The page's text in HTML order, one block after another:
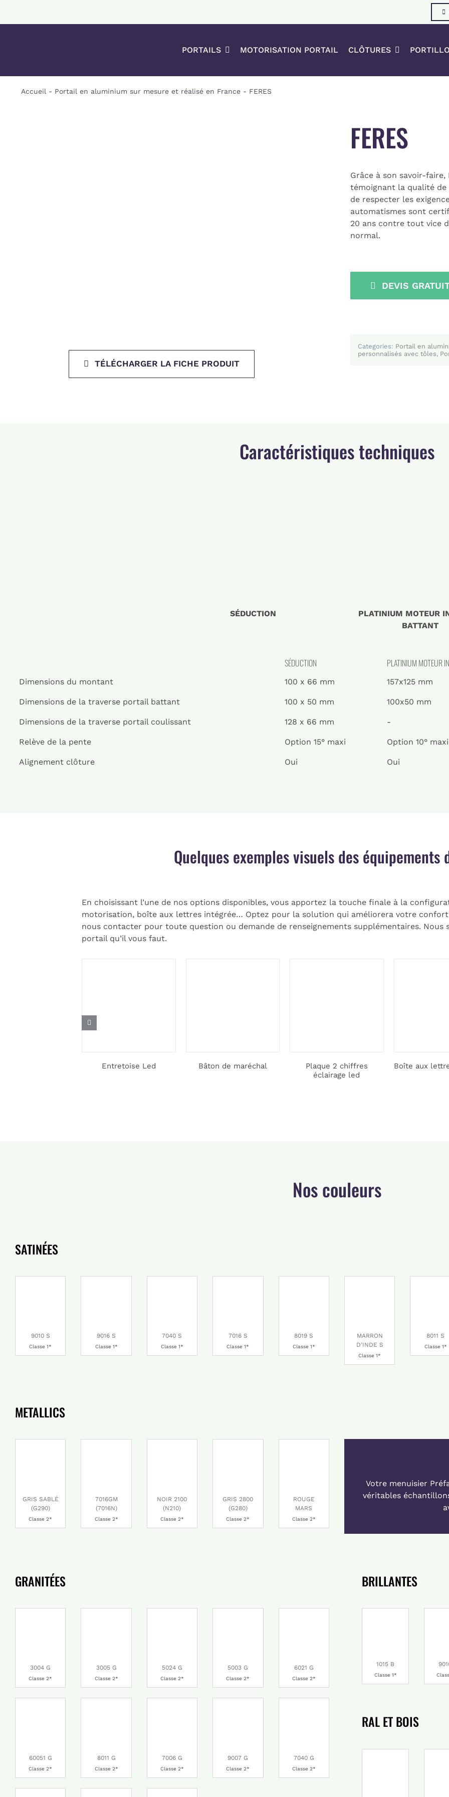
PORTAILS MOTORISATION PORTAIL CLÔTURES
Accueil - Portail en aluminium sur mesure et réalisé en France- FERES
TÉLÉCHARGER LA FICHE PRODUIT
FERES
Grâce à son savoir-
témoignant la qualité de
de respecter les
automatismes sont
20 ans contre tout vice
normal.
DEVIS
Categories: Portail en
personnalisés avec tôles,
Caractéristiques techniques
SÉDUCTION
PLATINIUM MOTEUR
BATTANT
SÉDUCTION PLATINIUM MOTEUR
Dimensions du montant 100 x 66 mm 157x125 mm
Dimensions de la traverse portail battant 100 x 50 mm 100x50 mm
Dimensions de la traverse portail coulissant 128 x 66 mm -
Relève de la pente Option 15° maxi Option 10° maxi
Alignement clôture Oui Oui
Quelques exemples visuels des équipements
En choisissant l’une de nos options disponibles, vous apportez la touche finale à la
motorisation, boîte aux lettres intégrée… Optez pour la solution qui améliorera votre confort
nous contacter pour toute question ou demande de renseignements supplémentaires. Nous
portail qu’il vous faut.
Entretoise Led Bâton de maréchal
Plaque 2 chiffres
éclairage led
Boîte aux
Nos couleurs
SATINÉES
9010 S
Classe 1*
9016 S
Classe 1*
7040 S
Classe 1*
7016 S
Classe 1*
8019 S
Classe 1*
MARRON
D’INDE S
Classe 1*
8011 S
Classe 1*
METALLICS
GRIS SABLÉ
(G290)
Classe 2*
7016GM
(7016N)
Classe 2*
NOIR 2100
(N210)
Classe 2*
GRIS 2800
(G280)
Classe 2*
ROUGE
MARS
Classe 2*
Votre menuisier
véritables
GRANITÉES
3004 G
Classe 2*
3005 G
Classe 2*
5024 G
Classe 2*
5003 G
Classe 2*
6021 G
Classe 2*
60051 G
Classe 2*
8011 G
Classe 2*
7006 G
Classe 2*
9007 G
Classe 2*
7040 G
Classe 2*
BRILLANTES
1015 B
Classe 1*
RAL ET BOIS